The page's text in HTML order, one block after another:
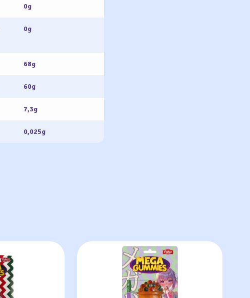
0g
0g
68g
60g
7,3g
0,025g